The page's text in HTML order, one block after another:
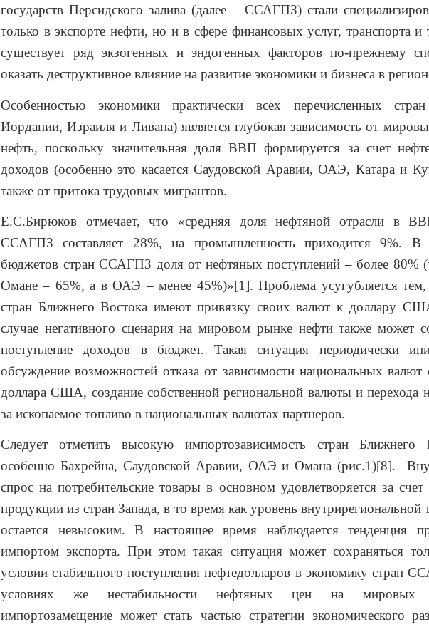
государств Персидского залива (далее – ССАГПЗ) стали
только в экспорте нефти, но и в сфере финансовых услуг, транспорта и
существует ряд экзогенных и эндогенных факторов по-прежнему
оказать деструктивное влияние на развитие экономики и бизнеса в
Особенностью экономики практически всех перечисленных
Иордании, Израиля и Ливана) является глубокая зависимость от
нефть, поскольку значительная доля ВВП формируется за счет
доходов (особенно это касается Саудовской Аравии, ОАЭ, Катара и
также от притока трудовых мигрантов.
Е.С.Бирюков отмечает, что «средняя доля нефтяной отрасли в
ССАГПЗ составляет 28%, на промышленность приходится 9%. В
бюджетов стран ССАГПЗ доля от нефтяных поступлений – более 80%
Омане – 65%, а в ОАЭ – менее 45%)»[1]. Проблема усугубляется тем,
стран Ближнего Востока имеют привязку своих валют к доллару
случае негативного сценария на мировом рынке нефти также может
поступление доходов в бюджет. Такая ситуация периодически
обсуждение возможностей отказа от зависимости национальных валют
доллара США, создание собственной региональной валюты и перехода
за ископаемое топливо в национальных валютах партнеров.
Следует отметить высокую импортозависимость стран Ближнего
особенно Бахрейна, Саудовской Аравии, ОАЭ и Омана (рис.1)[8].
спрос на потребительские товары в основном удовлетворяется за
продукции из стран Запада, в то время как уровень внутрирегиональной
остается невысоким. В настоящее время наблюдается тенденция
импортом экспорта. При этом такая ситуация может сохраняться
условии стабильного поступления нефтедолларов в экономику стран
условиях же нестабильности нефтяных цен на мировых
импортозамещение может стать частью стратегии экономического